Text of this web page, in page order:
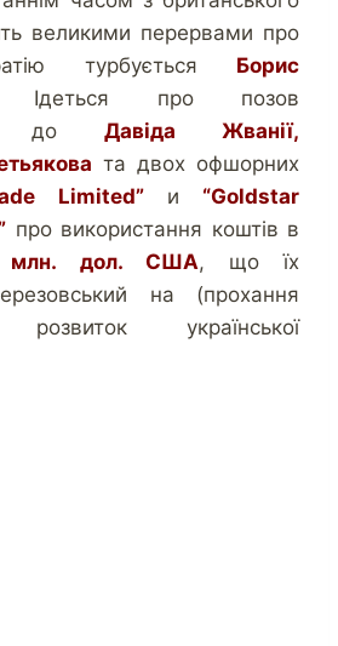
великими перервами про
турбується Борис
про позов
до Давіда Жванії,
та двох офшорних
Limited”и “Goldstar
про використання коштів в
млн. дол. США, що їх
на (прохання
розвиток української